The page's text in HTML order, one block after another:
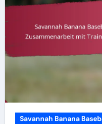
Savannah Banana